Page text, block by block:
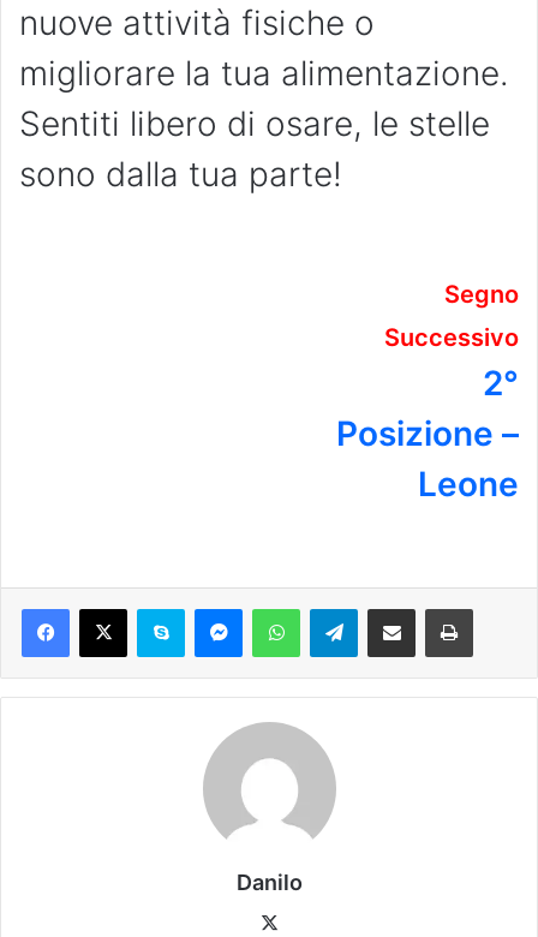
nuove attività fisiche o
migliorare la tua alimentazione.
Sentiti libero di osare, le stelle
sono dalla tua parte!
Segno
Successivo
2°
Posizione –
Leone
Danilo